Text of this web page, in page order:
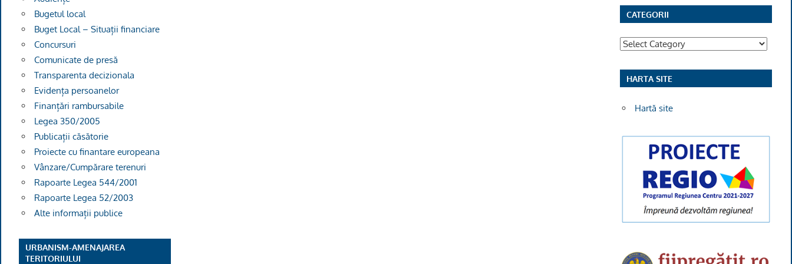
Bugetul local
Buget Local – Situații financiare
Concursuri
Comunicate de presă
Transparenta decizionala
Evidența persoanelor
Finanțări rambursabile
Legea 350/2005
Publicații căsătorie
Proiecte cu finantare europeana
Vânzare/Cumpărare terenuri
Rapoarte Legea 544/2001
Rapoarte Legea 52/2003
Alte informații publice
URBANISM-AMENAJAREA
TERITORIULUI
CATEGORII
Categorii
HARTA SITE
Hartă site